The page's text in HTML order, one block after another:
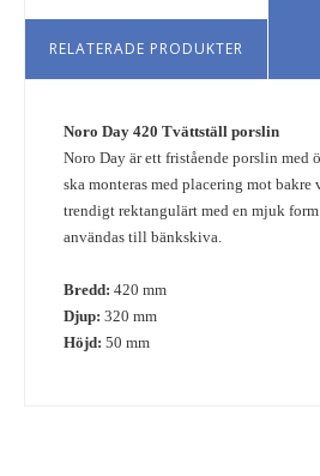
RELATERADE PRODUKTER
Noro Day 420 Tvättställ porslin
Noro Day är ett fristående porslin med
ska monteras med placering mot bakre
trendigt rektangulärt med en mjuk
användas till bänkskiva.
Bredd: 420 mm
Djup: 320 mm
Höjd: 50 mm